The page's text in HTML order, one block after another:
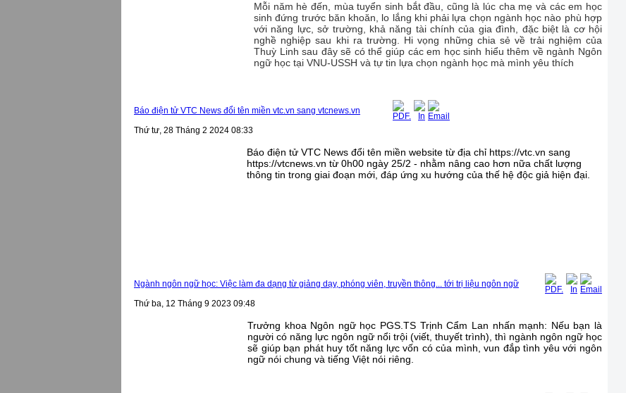
Mỗi năm hè đến, mùa tuyển sinh bắt đầu, cũng là lúc cha mẹ và các em học
sinh đứng trước băn khoăn, lo lắng khi phải lựa chọn ngành học nào phù hợp
với năng lực, sở trường, khả năng tài chính của gia đình, đặc biệt là cơ hội
nghề nghiệp sau khi ra trường. Hi vọng những chia sẻ về trải nghiệm của
Thuỳ Linh sau đây sẽ có thể giúp các em học sinh hiểu thêm về ngành Ngôn
ngữ học tại VNU-USSH và tự tin lựa chọn ngành học mà mình yêu thích
Báo điện tử VTC News đổi tên miền vtc.vn sang vtcnews.vn
Thứ tư, 28 Tháng 2 2024 08:33
Báo điện tử VTC News đổi tên miền website từ địa chỉ https://vtc.vn sang
https://vtcnews.vn từ 0h00 ngày 25/2 - nhằm nâng cao hơn nữa chất lượng
thông tin trong giai đoạn mới, đáp ứng xu hướng của thế hệ độc giả hiện đại.
Ngành ngôn ngữ học: Việc làm đa dạng từ giảng dạy, phóng viên, truyền thông... tới trị liệu ngôn ngữ
Thứ ba, 12 Tháng 9 2023 09:48
Trưởng khoa Ngôn ngữ học PGS.TS Trịnh Cẩm Lan nhấn mạnh: Nếu bạn là
người có năng lực ngôn ngữ nổi trội (viết, thuyết trình), thì ngành ngôn ngữ học
sẽ giúp bạn phát huy tốt năng lực vốn có của mình, vun đắp tình yêu với ngôn
ngữ nói chung và tiếng Việt nói riêng.